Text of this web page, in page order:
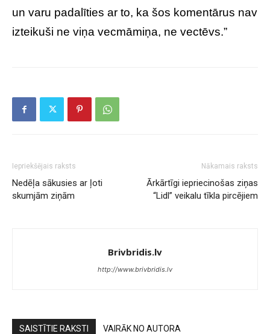
un varu padalīties ar to, ka šos komentārus nav
izteikuši ne viņa vecmāmiņa, ne vectēvs.”
Iepriekšējais raksts
Nedēļa sākusies ar ļoti
skumjām ziņām
Nākamais raksts
Ārkārtīgi iepriecinošas ziņas
“Lidl” veikalu tīkla pircējiem
Brivbridis.lv
http://www.brivbridis.lv
SAISTĪTIE RAKSTI VAIRĀK NO AUTORA